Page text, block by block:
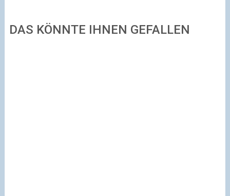
DAS KÖNNTE IHNEN GEFALLEN